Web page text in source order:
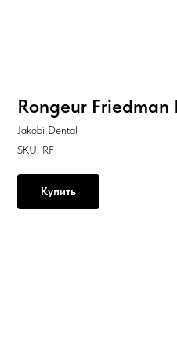
Rongeur Friedman
Jakobi Dental
SKU: RF
Купить